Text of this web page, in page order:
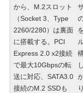
から、M.2スロット
（Socket 3、Type
2260/2280）は裏面
に搭載する。PCI
Express 2.0 x2接続
で最大10Gbpsの転
送に対応、SATA3.0
接続のM.2 SSDも